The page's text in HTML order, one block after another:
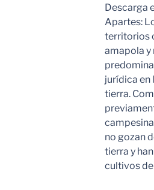
Descarga
Apartes:
territorios
amapola y
jurídica en
tierra.
no gozan
tierra y
cultivos de